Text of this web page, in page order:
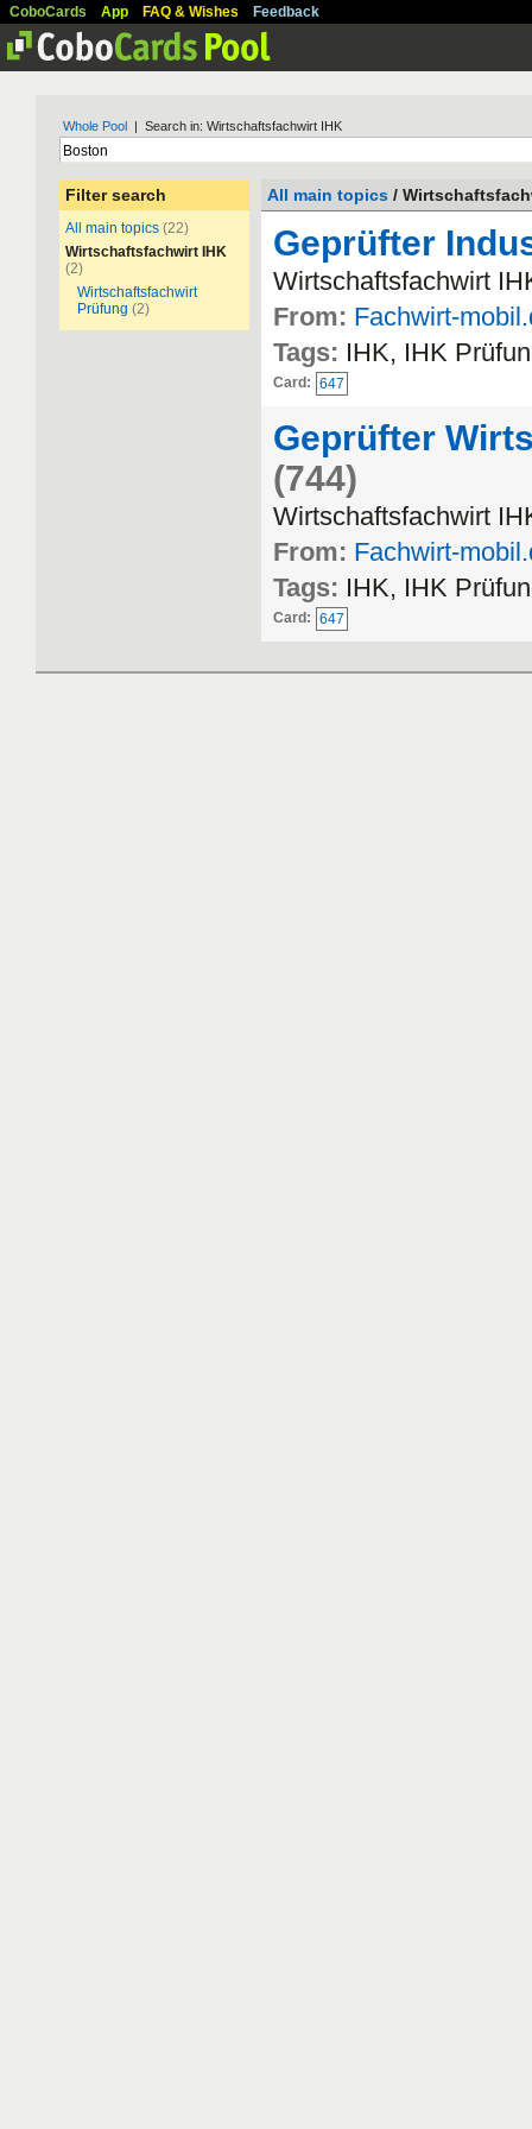
CoboCards App FAQ & Wishes Feedback
Whole Pool | Search in: Wirtschaftsfachwirt IHK
Filter search
All main topics (22)
Wirtschaftsfachwirt IHK
(2)
Wirtschaftsfachwirt
Prüfung (2)
All main topics /
Geprüfter
Wirtschaftsfachwirt
From: Fachwirt-
Tags: IHK, IHK
Card: 647
Geprüfter
(744)
Wirtschaftsfachwirt
From: Fachwirt-
Tags: IHK, IHK
Card: 647